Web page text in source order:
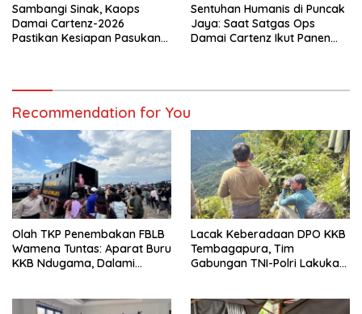
Sambangi Sinak, Kaops
Damai Cartenz-2026
Pastikan Kesiapan Pasukan
Sentuhan Humanis di Puncak
Jaya: Saat Satgas Ops
Damai Cartenz Ikut Panen
Recommendation for You
Olah TKP Penembakan FBLB
Wamena Tuntas: Aparat Buru
KKB Ndugama, Dalami
Lacak Keberadaan DPO KKB
Tembagapura, Tim
Gabungan TNI-Polri Lakukan